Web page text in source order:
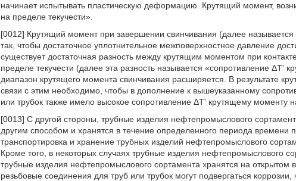
начинает испытывать пластическую деформацию. Крутящий момент,
на пределе текучести».
[0012] Крутящий момент при завершении свинчивания (далее
так, чтобы достаточное уплотнительное межповерхностное давление
существует достаточная разность между крутящим моментом при
пределе текучести (далее эта разность называется «сопротивление ΔT'
диапазон крутящего момента свинчивания расширяется. В результате
связи с этим необходимо, чтобы в дополнение к вышеуказанному
или трубок также имело высокое сопротивление ΔT' крутящему моменту
[0013] С другой стороны, трубные изделия нефтепромыслового
другим способом и хранятся в течение определенного периода времени
транспортировка и хранение трубных изделий нефтепромыслового
Кроме того, в некоторых случаях трубные изделия нефтепромыслового
трубные изделия нефтепромыслового сортамента хранятся на открытом
резьбовые соединения для труб или трубок могут подвергаться